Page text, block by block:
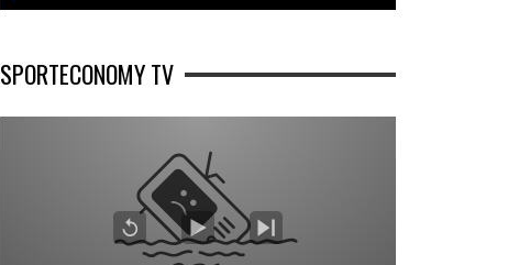
SPORTECONOMY TV